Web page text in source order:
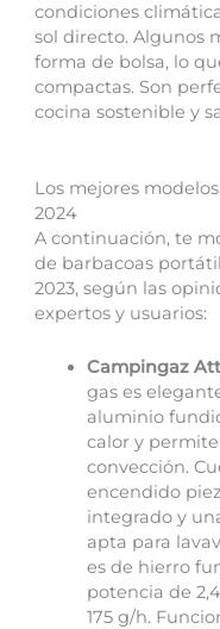
condiciones
sol directo. Algunos
forma de bolsa, lo
compactas. Son
cocina sostenible y
Los mejores
2024
A continuación, te
de barbacoas
2023, según las
expertos y usuarios:
Campingaz
gas es
aluminio
calor y
convección.
encendido
integrado y
apta para
es de hierro
potencia de
175 g/h.